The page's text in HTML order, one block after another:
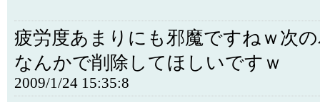
疲労度あまりにも邪魔ですねｗ次
なんかで削除してほしいですｗ
2009/1/24 15:35:8